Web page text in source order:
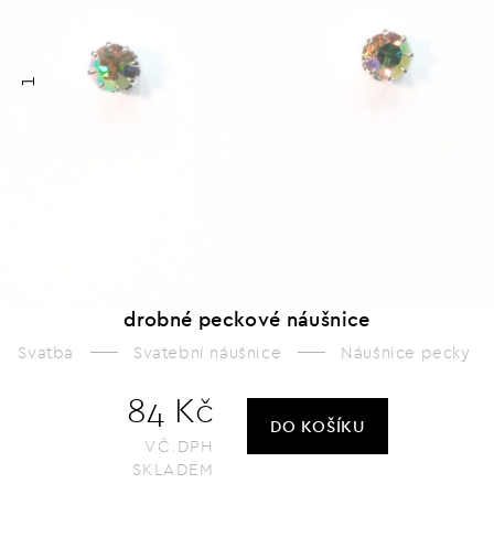
1
drobné peckové náušnice
Svatba Svatební náušnice Náušnice pecky
84 Kč
VČ.DPH
SKLADEM
DO KOŠÍKU